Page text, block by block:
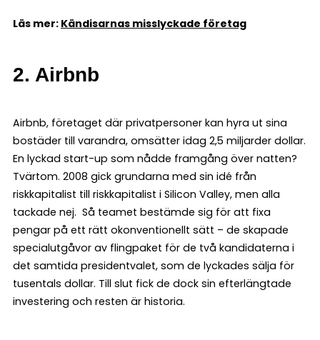
Läs mer: Kändisarnas misslyckade företag
2. Airbnb
Airbnb, företaget där privatpersoner kan hyra ut sina
bostäder till varandra, omsätter idag 2,5 miljarder dollar.
En lyckad start-up som nådde framgång över natten?
Tvärtom. 2008 gick grundarna med sin idé från
riskkapitalist till riskkapitalist i Silicon Valley, men alla
tackade nej. Så teamet bestämde sig för att fixa
pengar på ett rätt okonventionellt sätt – de skapade
specialutgåvor av flingpaket för de två kandidaterna i
det samtida presidentvalet, som de lyckades sälja för
tusentals dollar. Till slut fick de dock sin efterlängtade
investering och resten är historia.